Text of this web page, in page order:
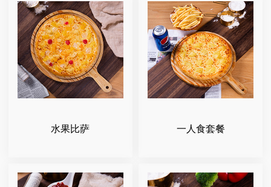
水果比萨 一人食套餐